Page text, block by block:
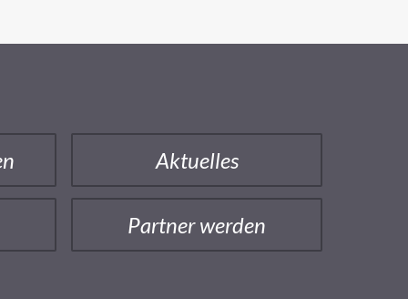
Aktuelles
Partner werden